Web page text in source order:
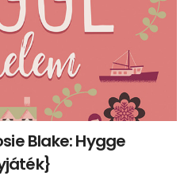
Blake: Hygge